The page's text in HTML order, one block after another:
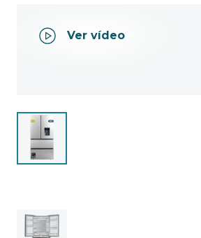
Ver vídeo